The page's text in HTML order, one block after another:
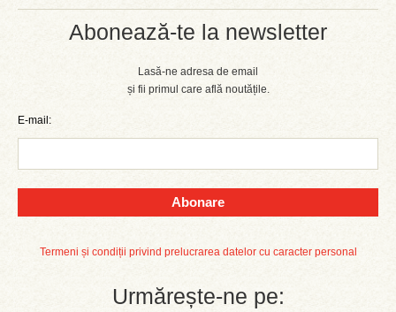
Abonează-te la newsletter
Lasă-ne adresa de email
și fii primul care află noutățile.
E-mail:
Abonare
Termeni și condiții privind prelucrarea datelor cu caracter personal
Urmărește-ne pe: